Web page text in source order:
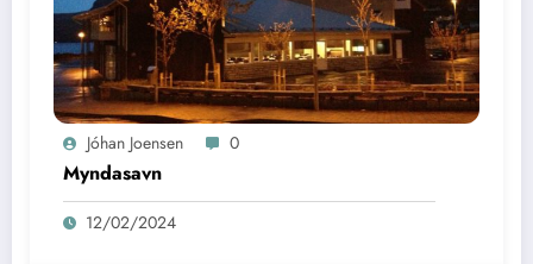
Jóhan Joensen 0
Myndasavn
12/02/2024